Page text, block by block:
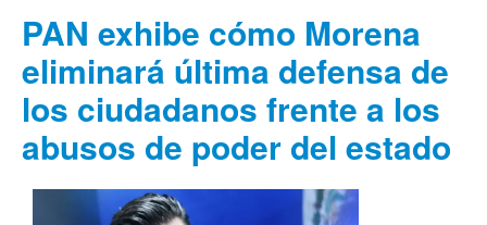
PAN exhibe cómo Morena
eliminará última defensa de
los ciudadanos frente a los
abusos de poder del estado